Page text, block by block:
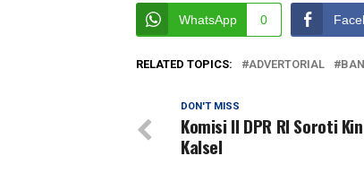
WhatsApp 0
RELATED TOPICS: ADVERTORIAL
DON'T MISS
Komisi II DPR RI Soroti
Kalsel